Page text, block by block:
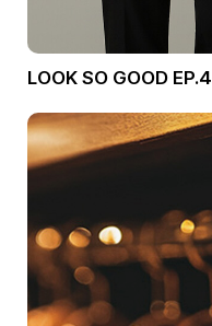
LOOK SO GOOD EP.4